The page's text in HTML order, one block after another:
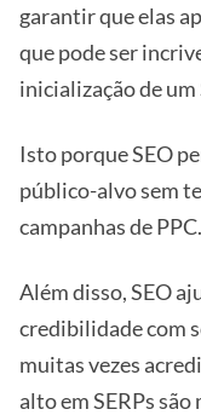
garantir que elas
que pode ser
inicialização de um
Isto porque SEO
público-alvo sem
campanhas de PPC.
Além disso, SEO
credibilidade com
muitas vezes
alto em SERPs